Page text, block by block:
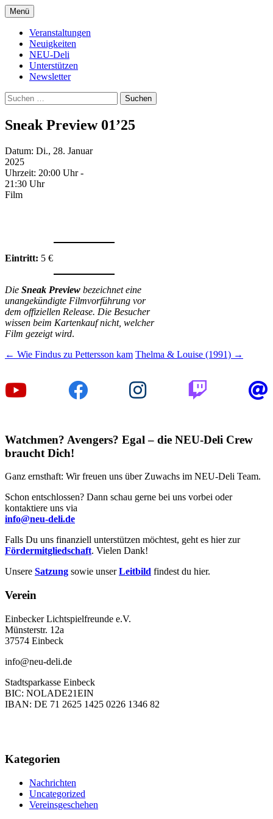
Zum
Inhalt
springen
NeuDeli Einbeck
Menü
Veranstaltungen
Neuigkeiten
NEU-Deli
Unterstützen
Newsletter
Suchen
nach:
Sneak Preview 01’25
Datum: Di., 28. Januar
2025
Uhrzeit: 20:00 Uhr -
21:30 Uhr
Film
Eintritt: 5 €
Die Sneak Preview bezeichnet eine
unangekündigte Filmvorführung vor
dem offiziellen Release. Die Besucher
wissen beim Kartenkauf nicht, welcher
Film gezeigt wird.
Beitragsnavigation
← Wie Findus zu Pettersson kam Thelma & Louise (1991) →
Watchmen? Avengers? Egal – die NEU-Deli Crew
braucht Dich!
Ganz ernsthaft: Wir freuen uns über Zuwachs im NEU-Deli Team.
Schon entschlossen? Dann schau gerne bei uns vorbei oder
kontaktiere uns via
info@neu-deli.de
Falls Du uns finanziell unterstützen möchtest, geht es hier zur
Fördermitgliedschaft. Vielen Dank!
Unsere Satzung sowie unserLeitbild findest du hier.
Verein
Einbecker Lichtspielfreunde e.V.
Münsterstr. 12a
37574 Einbeck
info@neu-deli.de
Stadtsparkasse Einbeck
BIC: NOLADE21EIN
IBAN: DE 71 2625 1425 0226 1346 82
Kategorien
Nachrichten
Uncategorized
Vereinsgeschehen